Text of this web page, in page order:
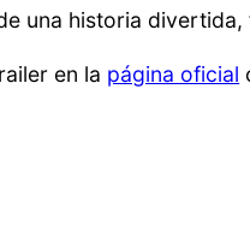
una historia
en la página oficial